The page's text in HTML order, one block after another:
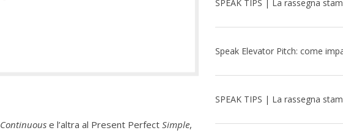
Continuous e l’altra al Present Perfect Simple,